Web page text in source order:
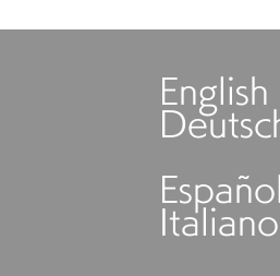
English
Italiano